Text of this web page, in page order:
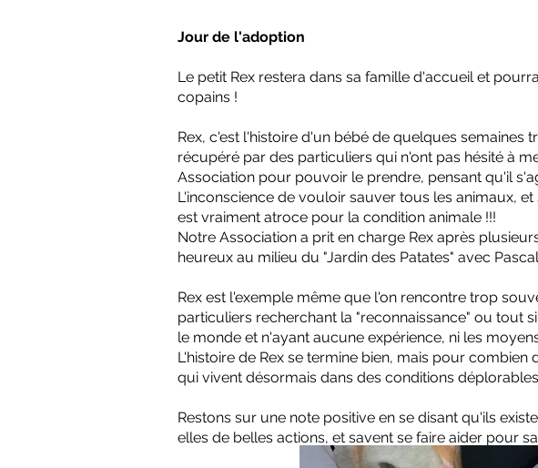
Jour de l'adoption
Le petit Rex restera dans sa famille d'accueil et
copains !
Rex, c'est l'histoire d'un bébé de quelques semaines
récupéré par des particuliers qui n'ont pas hésité à
Association pour pouvoir le prendre, pensant qu'il
L'inconscience de vouloir sauver tous les animaux,
est vraiment atroce pour la condition animale !!!
Notre Association a prit en charge Rex après
heureux au milieu du "Jardin des Patates" avec
Rex est l'exemple même que l'on rencontre trop
particuliers recherchant la "reconnaissance" ou tout
le monde et n'ayant aucune expérience, ni les
L'histoire de Rex se termine bien, mais pour
qui vivent désormais dans des conditions
Restons sur une note positive en se disant qu'ils
elles de belles actions, et savent se faire aider pour